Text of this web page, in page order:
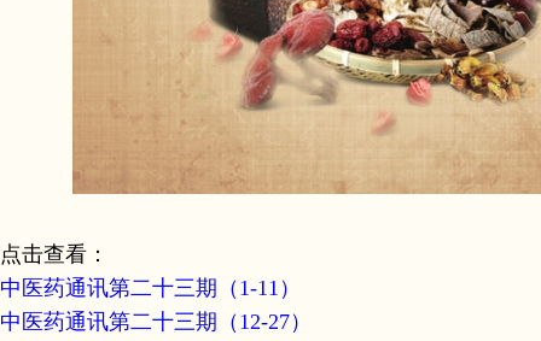
点击查看：
中医药通讯第二十三期（1-11）
中医药通讯第二十三期（12-27）